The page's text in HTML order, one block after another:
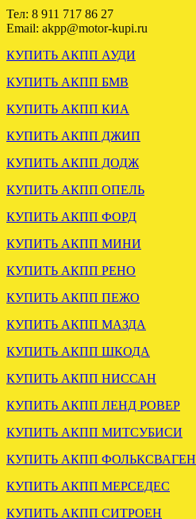
.
Вариатор Ауди А6 3.0 FSA
отправлен в Нижневартовск
1.8 FRW отправлен в Брянск
Тел: 8 911 717 86 27
Email: akpp@motor-kupi.ru
КУПИТЬ АКПП АУДИ
КУПИТЬ АКПП БМВ
КУПИТЬ АКПП КИА
КУПИТЬ АКПП ДЖИП
КУПИТЬ АКПП ДОДЖ
КУПИТЬ АКПП ОПЕЛЬ
КУПИТЬ АКПП ФОРД
КУПИТЬ АКПП МИНИ
КУПИТЬ АКПП РЕНО
КУПИТЬ АКПП ПЕЖО
КУПИТЬ АКПП МАЗДА
КУПИТЬ АКПП ШКОДА
КУПИТЬ АКПП НИССАН
КУПИТЬ АКПП ЛЕНД РОВЕР
КУПИТЬ АКПП МИТСУБИСИ
КУПИТЬ АКПП ФОЛЬКСВАГЕН
КУПИТЬ АКПП МЕРСЕДЕС
КУПИТЬ АКПП СИТРОЕН